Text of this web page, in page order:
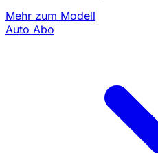
Mehr zum Modell
Auto Abo